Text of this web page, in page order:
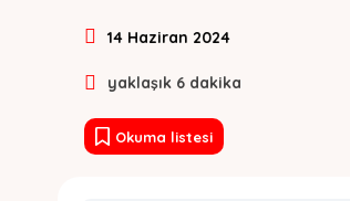
14 Haziran 2024
yaklaşık 6 dakika
Okuma listesi